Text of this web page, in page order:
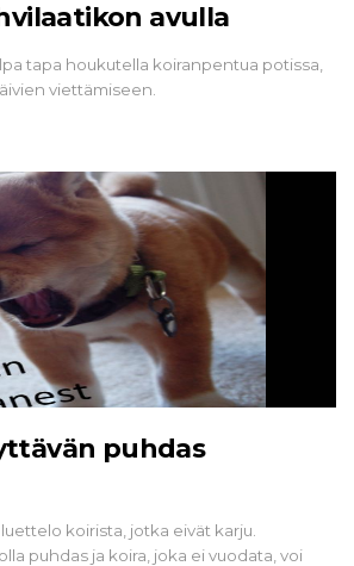
avulla
tapa houkutella koiranpentua potissa,
viettämiseen.
puhdas
koirista, jotka eivät karju.
puhdas ja koira, joka ei vuodata, voi